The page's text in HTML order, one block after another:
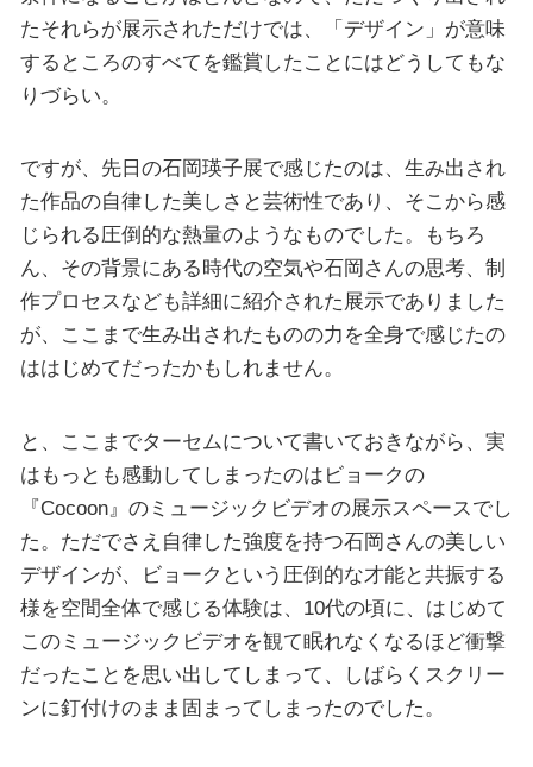
たそれらが展示されただけでは、「デザイン」が意味
するところのすべてを鑑賞したことにはどうしてもな
りづらい。
ですが、先日の石岡瑛子展で感じたのは、生み出され
た作品の自律した美しさと芸術性であり、そこから感
じられる圧倒的な熱量のようなものでした。もちろ
ん、その背景にある時代の空気や石岡さんの思考、制
作プロセスなども詳細に紹介された展示でありました
が、ここまで生み出されたものの力を全身で感じたの
ははじめてだったかもしれません。
と、ここまでターセムについて書いておきながら、実
はもっとも感動してしまったのはビョークの
『Cocoon』のミュージックビデオの展示スペースでし
た。ただでさえ自律した強度を持つ石岡さんの美しい
デザインが、ビョークという圧倒的な才能と共振する
様を空間全体で感じる体験は、10代の頃に、はじめて
このミュージックビデオを観て眠れなくなるほど衝撃
だったことを思い出してしまって、しばらくスクリー
ンに釘付けのまま固まってしまったのでした。